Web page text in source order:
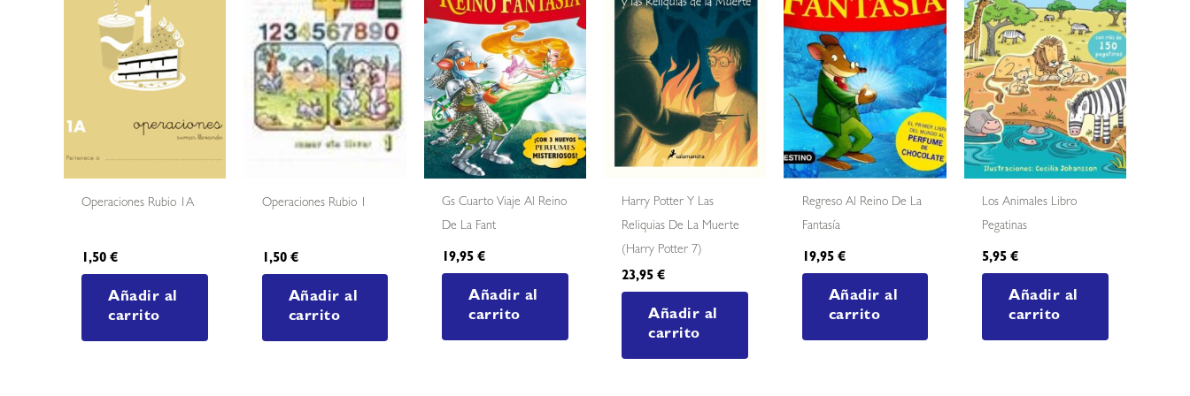
Operaciones Rubio 1A
1,50€
Añadir al
carrito
Operaciones Rubio 1
1,50 €
Añadir al
carrito
Gs Cuarto Viaje Al Reino
De La Fant
19,95€
Añadir al
carrito
Harry Potter Y Las
Reliquias De La Muerte
(harry Potter 7)
23,95€
Añadir al
carrito
Regreso Al Reino De La
Fantasía
19,95 €
Añadir al
carrito
Los Animales Libro
Pegatinas
5,95€
Añadir al
carrito